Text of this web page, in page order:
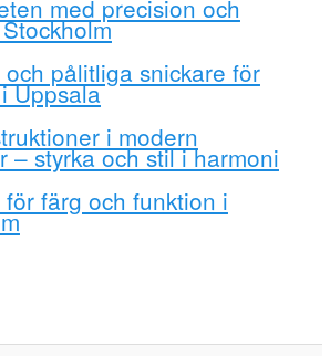
med precision och
och pålitliga snickare för
Uppsala
i modern
– styrka och stil i harmoni
för färg och funktion i